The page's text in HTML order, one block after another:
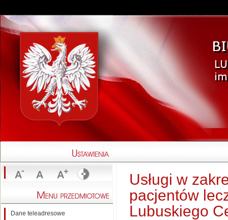
Usługi w
pacjentów
Lubuskiego
Dane teleadresowe